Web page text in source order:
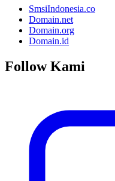
SmsiIndonesia.co
Domain.net
Domain.org
Domain.id
Follow Kami